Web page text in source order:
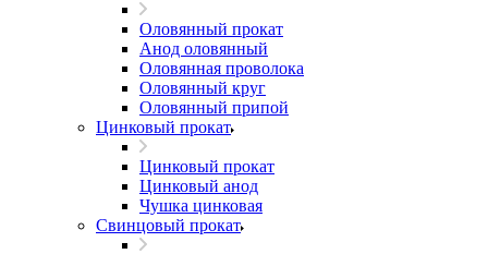
Оловянный прокат
Анод оловянный
Оловянная проволока
Оловянный круг
Оловянный припой
Цинковый прокат
Цинковый прокат
Цинковый анод
Чушка цинковая
Свинцовый прокат